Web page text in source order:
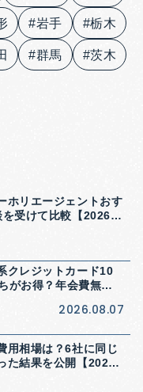
#岩手 #栃木
#群馬 #茨木
ホリエージェントおす
受けて比較【2026
クレジットカード10
がお得？年会費無料
2026.08.07
用相場は？6社に同じ
た結果を公開【2026